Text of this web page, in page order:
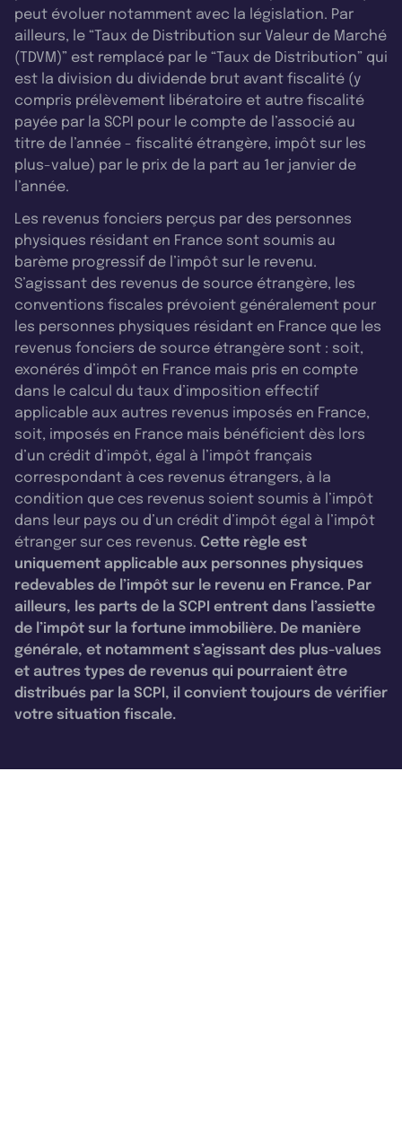
peut évoluer notamment avec la législation. Par
ailleurs, le “Taux de Distribution sur Valeur de Marché
(TDVM)” est remplacé par le “Taux de Distribution” qui
est la division du dividende brut avant fiscalité (y
compris prélèvement libératoire et autre fiscalité
payée par la SCPI pour le compte de l’associé au
titre de l’année - fiscalité étrangère, impôt sur les
plus-value) par le prix de la part au 1er janvier de
l’année.
Les revenus fonciers perçus par des personnes
physiques résidant en France sont soumis au
barème progressif de l’impôt sur le revenu.
S’agissant des revenus de source étrangère, les
conventions fiscales prévoient généralement pour
les personnes physiques résidant en France que les
revenus fonciers de source étrangère sont : soit,
exonérés d’impôt en France mais pris en compte
dans le calcul du taux d’imposition effectif
applicable aux autres revenus imposés en France,
soit, imposés en France mais bénéficient dès lors
d’un crédit d’impôt, égal à l’impôt français
correspondant à ces revenus étrangers, à la
condition que ces revenus soient soumis à l’impôt
dans leur pays ou d’un crédit d’impôt égal à l’impôt
étranger sur ces revenus. Cette règle est
uniquement applicable aux personnes physiques
redevables de l’impôt sur le revenu en France. Par
ailleurs, les parts de la SCPI entrent dans l’assiette
de l’impôt sur la fortune immobilière. De manière
générale, et notamment s’agissant des plus-values
et autres types de revenus qui pourraient être
distribués par la SCPI, il convient toujours de vérifier
votre situation fiscale.